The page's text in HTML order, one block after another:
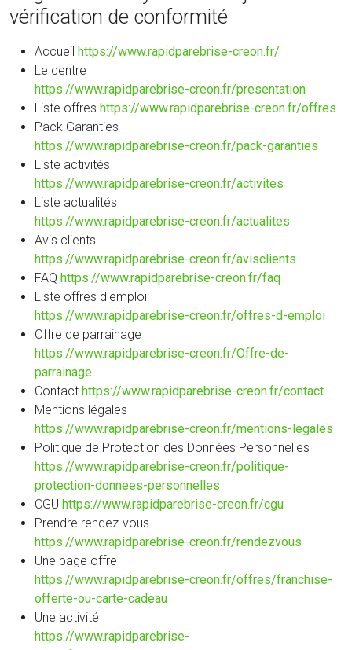
vérification de conformité
Accueil https://www.rapidparebrise-creon.fr/
Le centre
https://www.rapidparebrise-creon.fr/presentation
Liste offres https://www.rapidparebrise-creon.fr/offres
Pack Garanties
https://www.rapidparebrise-creon.fr/pack-garanties
Liste activités
https://www.rapidparebrise-creon.fr/activites
Liste actualités
https://www.rapidparebrise-creon.fr/actualites
Avis clients
https://www.rapidparebrise-creon.fr/avisclients
FAQ https://www.rapidparebrise-creon.fr/faq
Liste offres d'emploi
https://www.rapidparebrise-creon.fr/offres-d-emploi
Offre de parrainage
https://www.rapidparebrise-creon.fr/Offre-de-
parrainage
Contact https://www.rapidparebrise-creon.fr/contact
Mentions légales
https://www.rapidparebrise-creon.fr/mentions-legales
Politique de Protection des Données Personnelles
https://www.rapidparebrise-creon.fr/politique-
protection-donnees-personnelles
CGU https://www.rapidparebrise-creon.fr/cgu
Prendre rendez-vous
https://www.rapidparebrise-creon.fr/rendezvous
Une page offre
https://www.rapidparebrise-creon.fr/offres/franchise-
offerte-ou-carte-cadeau
Une activité
https://www.rapidparebrise-